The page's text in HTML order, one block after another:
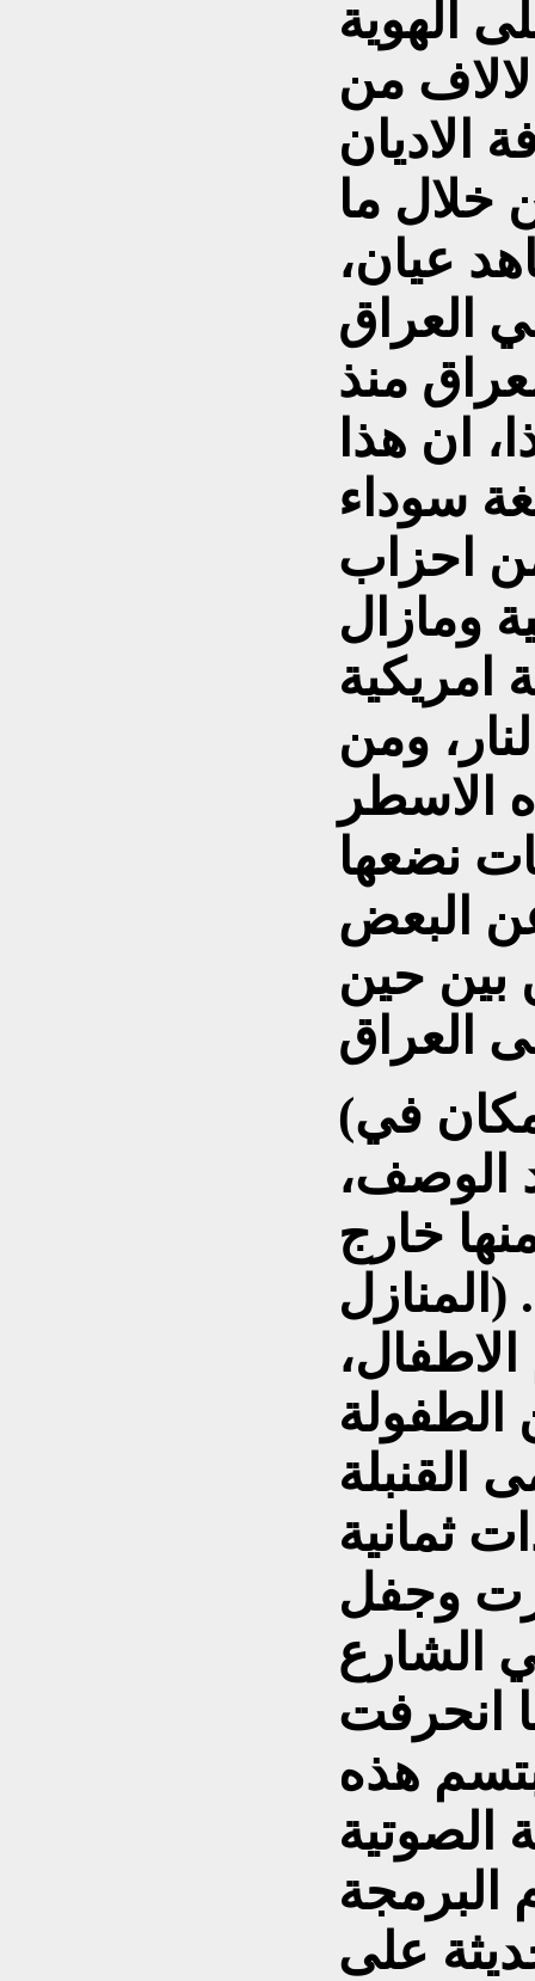
الهوية
من
الاديان
خلال ما
عيان،
العراق
منذ
هذا، ان هذا
سوداء
احزاب
ومازال
امريكية
ومن
الاسطر
نضعها
البعض
بين حين
(النفايات منتشرة في كل مكان في
الوصف،
خارج
المنازل) ..(رايت اشياء: اشلاء
قال
القنبلة
ثمانية
وجفل
الشارع
انحرفت
هذه
ويتكلم عن
البرمجة
على